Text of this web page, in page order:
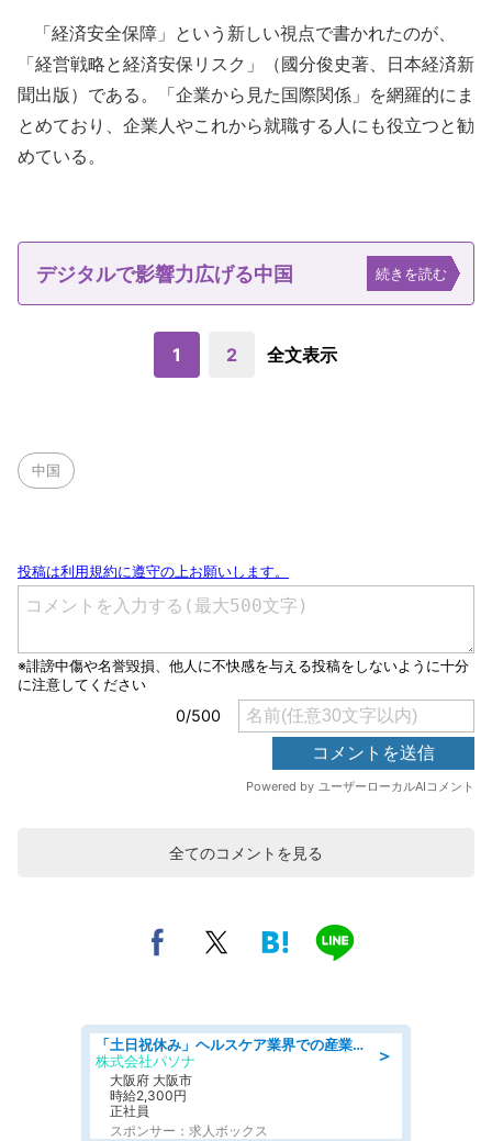
「経済安全保障」という新しい視点で書かれたのが、
「経営戦略と経済安保リスク」（國分俊史著、日本経済新
聞出版）である。「企業から見た国際関係」を網羅的にま
とめており、企業人やこれから就職する人にも役立つと勧
めている。
デジタルで影響力広げる中国 続きを読む
1 2 全文表示
中国
全てのコメントを見る
＞
「土日祝休み」ヘルスケア業界での産業保健師業務/看護師/高時給/要資格:正看護師
株式会社パソナ
大阪府 大阪市
時給2,300円
正社員
スポンサー：求人ボックス